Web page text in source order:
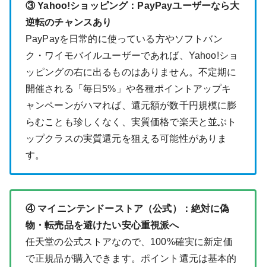
③ Yahoo!ショッピング：PayPayユーザーなら大
逆転のチャンスあり
PayPayを日常的に使っている方やソフトバン
ク・ワイモバイルユーザーであれば、Yahoo!ショ
ッピングの右に出るものはありません。不定期に
開催される「毎日5%」や各種ポイントアップキ
ャンペーンがハマれば、還元額が数千円規模に膨
らむことも珍しくなく、実質価格で楽天と並ぶト
ップクラスの実質還元を狙える可能性がありま
す。
④ マイニンテンドーストア（公式）：絶対に偽
物・転売品を避けたい安心重視派へ
任天堂の公式ストアなので、100%確実に新定価
で正規品が購入できます。ポイント還元は基本的